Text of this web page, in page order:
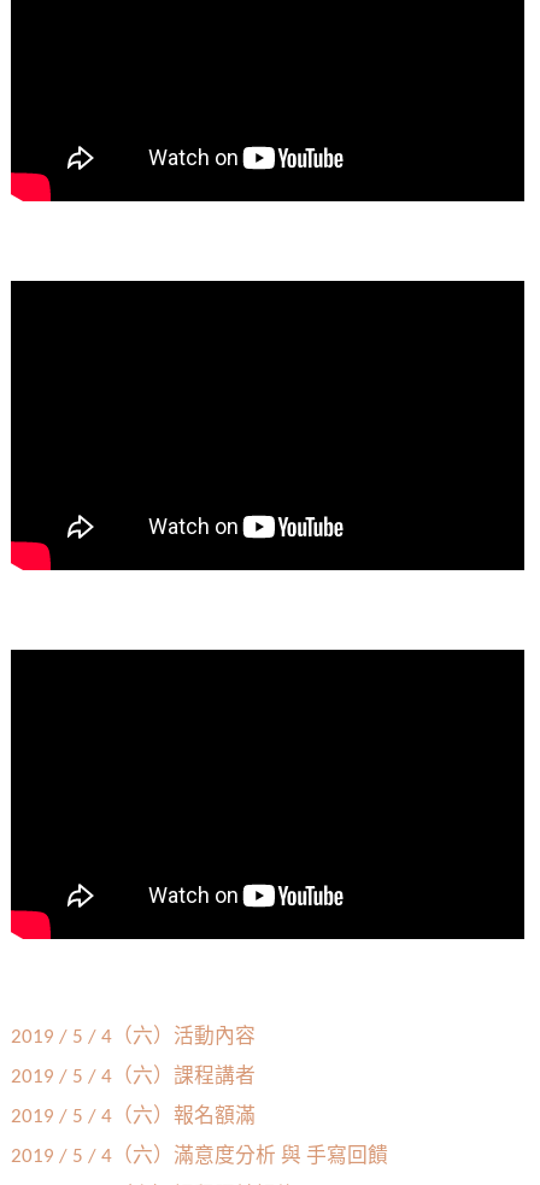
2019 / 5 / 4（六）活動內容
2019 / 5 / 4（六）課程講者
2019 / 5 / 4（六）報名額滿
2019 / 5 / 4（六）滿意度分析 與 手寫回饋